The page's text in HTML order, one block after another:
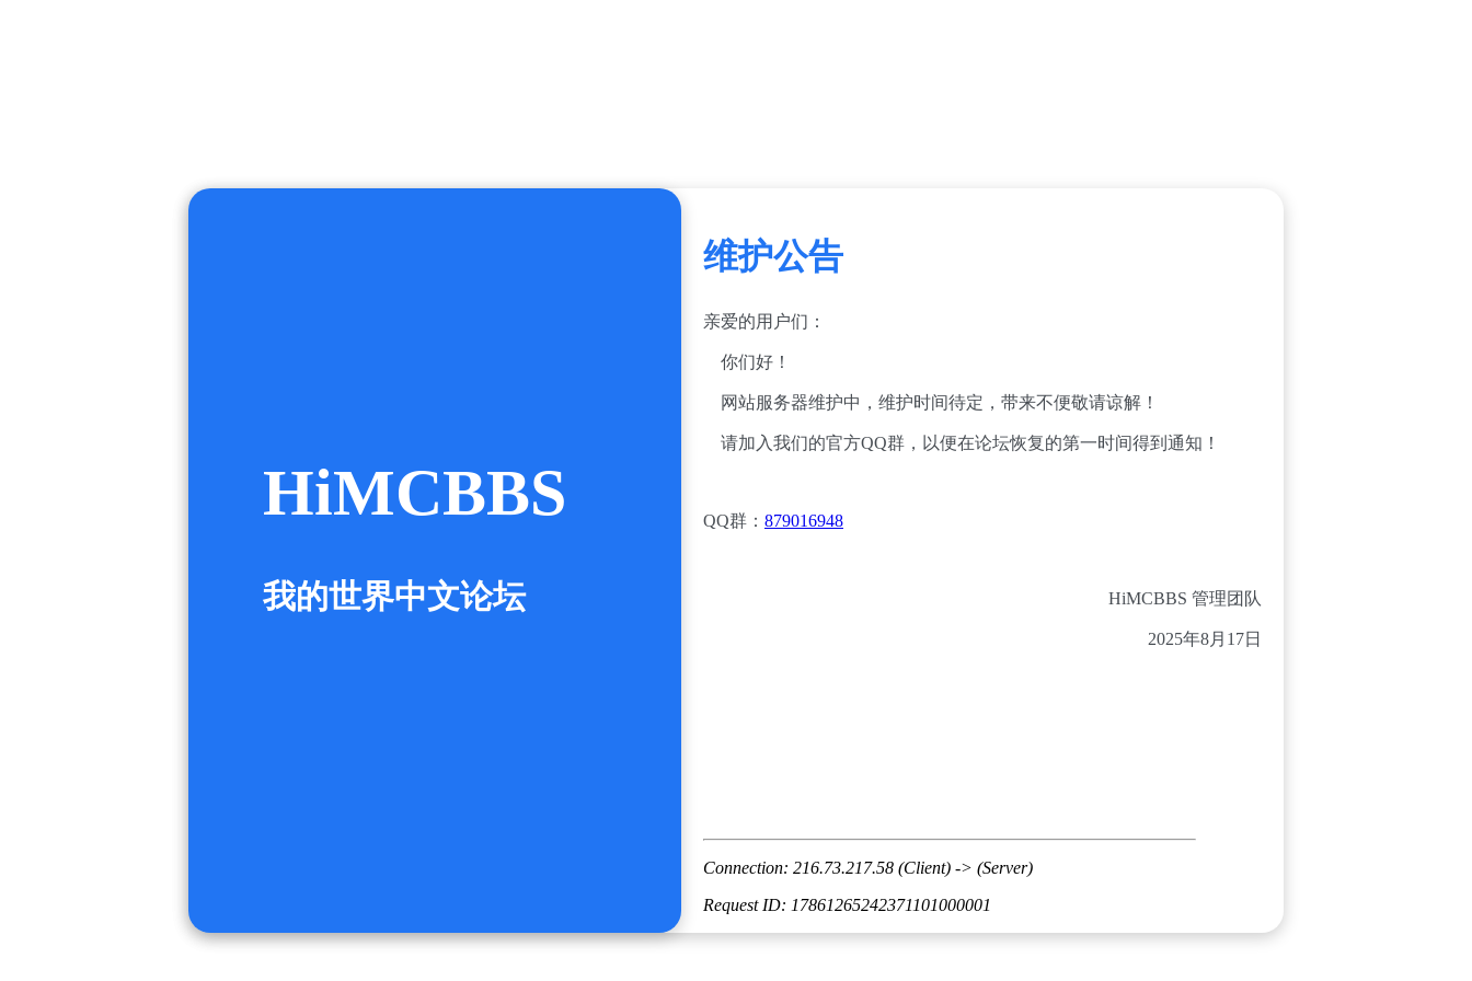
HiMCBBS
我的世界中文论坛
维护公告
亲爱的用户们：
你们好！
网站服务器维护中，维护时间待定，带来不便敬请谅解！
请加入我们的官方QQ群，以便在论坛恢复的第一时间得到通知！
QQ群： 879016948
HiMCBBS 管理团队
2025年8月17日
Connection: 216.73.217.58 (Client) -> (Server)
Request ID: 17861265242371101000001